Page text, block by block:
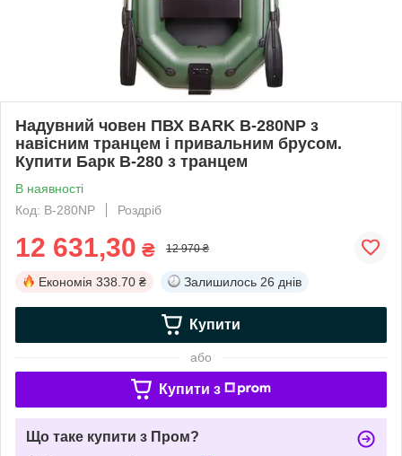
Надувний човен ПВХ BARK B-280NP з
навісним транцем і привальним брусом.
Купити Барк В-280 з транцем
В наявності
Код: B-280NP
Роздріб
12 631,30 ₴ 12 970 ₴
Економія 338.70 ₴ Залишилось 26 днів
Купити
або
Купити з
Що таке купити з Пром?